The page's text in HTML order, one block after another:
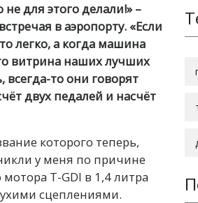
для этого делали!» –
в аэропорту. «Если
легко, а когда машина
витрина наших лучших
всегда-то они говорят
двух педалей и насчёт
которого теперь,
у меня по причине
T-GDI в 1,4 литра
сцеплениями.